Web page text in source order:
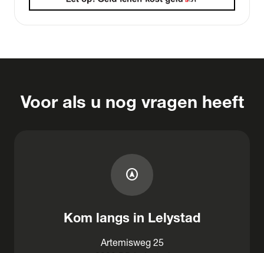
Voor als u nog vragen heeft
assistant_navigation
Kom langs in Lelystad
Artemisweg 25